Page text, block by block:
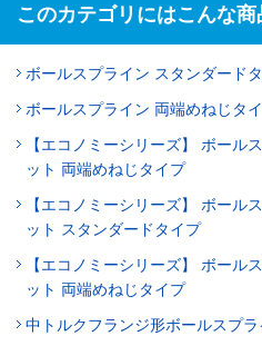
このカテゴリにはこんな商
ボールスプライン スタンダード
ボールスプライン 両端めねじタ
【エコノミーシリーズ】 ボール
ット 両端めねじタイプ
【エコノミーシリーズ】 ボール
ット スタンダードタイプ
【エコノミーシリーズ】 ボール
ット 両端めねじタイプ
中トルクフランジ形ボールスプ